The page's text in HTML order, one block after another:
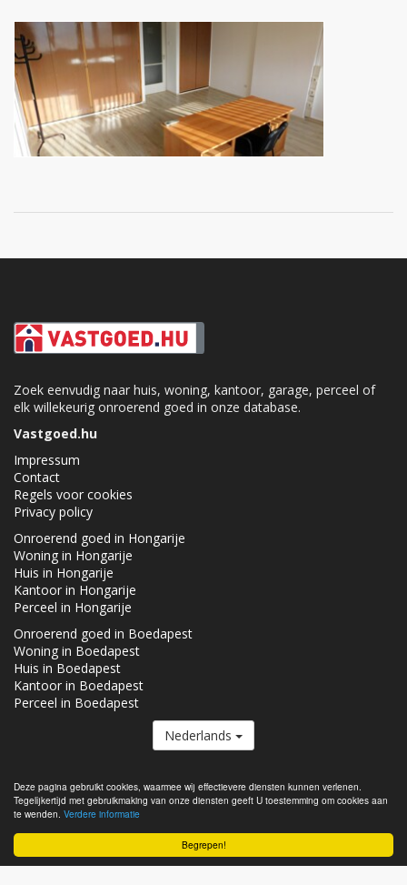
Begrepen!
Deze pagina gebruikt cookies, waarmee wij effectievere diensten kunnen verlenen.
Tegelijkertijd met gebruikmaking van onze diensten geeft U toestemming om cookies aan
te wenden. Verdere informatie
Zoek eenvudig naar huis, woning, kantoor, garage, perceel of
elk willekeurig onroerend goed in onze database.
Vastgoed.hu
Impressum
Contact
Regels voor cookies
Privacy policy
Onroerend goed in Hongarije
Woning in Hongarije
Huis in Hongarije
Kantoor in Hongarije
Perceel in Hongarije
Onroerend goed in Boedapest
Woning in Boedapest
Huis in Boedapest
Kantoor in Boedapest
Perceel in Boedapest
Nederlands
De Vastgoed.hu lid van deReal Estate Group.
Onroerende goederen te koop in Hongarije - Vastgoed.hu © 2026 Alle
rechten voorbehouden